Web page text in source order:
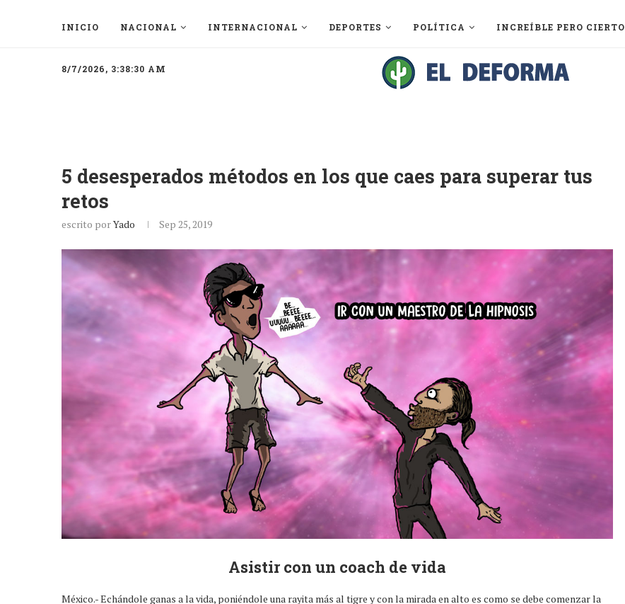
INICIO NACIONAL INTERNACIONAL DEPORTES POLÍTICA INCREÍBLE PERO CIERTO
8/7/2026, 3:38:30 AM
5 desesperados métodos en los que caes para superar tus
retos
escrito porYado Sep 25, 2019
Asistir con un coach de vida
México.- Echándole ganas a la vida, poniéndole una rayita más al tigre y con la mirada en alto es como se debe comenzar la